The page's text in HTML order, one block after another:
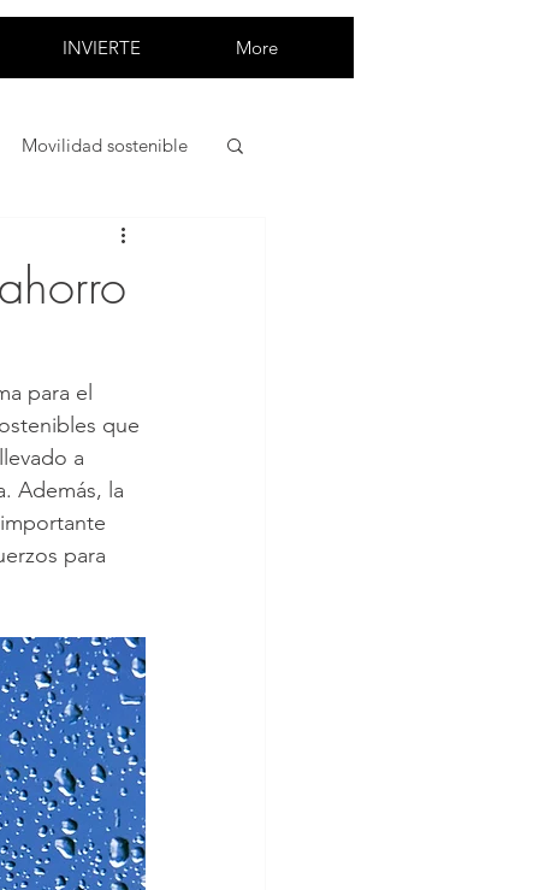
INVIERTE More
Movilidad sostenible
Alimentación saludable
para el
que
a
Además, la
para